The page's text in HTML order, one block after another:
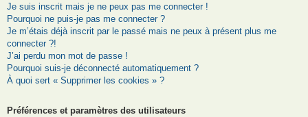
Je suis inscrit mais je ne peux pas me connecter !
Pourquoi ne puis-je pas me connecter ?
Je m’étais déjà inscrit par le passé mais ne peux à présent plus me
connecter ?!
J’ai perdu mon mot de passe !
Pourquoi suis-je déconnecté automatiquement ?
À quoi sert « Supprimer les cookies » ?
Préférences et paramètres des utilisateurs